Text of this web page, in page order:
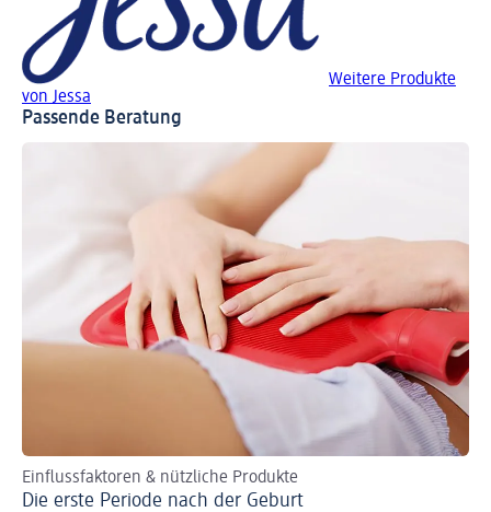
Weitere Produkte
von Jessa
Passende Beratung
Einflussfaktoren & nützliche Produkte
Die erste Periode nach der Geburt